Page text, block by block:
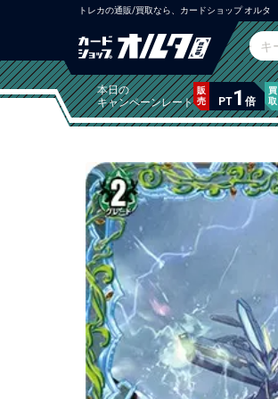
トレカの通販/買取なら、カードショップ オルタ
本日の
キャンペーンレート
販
売
PT1 倍
買
取